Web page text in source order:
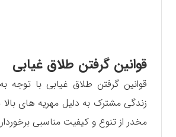
قوانین گرفتن طلاق غیابی
قوانین گرفتن طلاق غیابی با
زندگی مشترک به دلیل مهریه های بالا
مخدر از تنوع و کیفیت مناسبی